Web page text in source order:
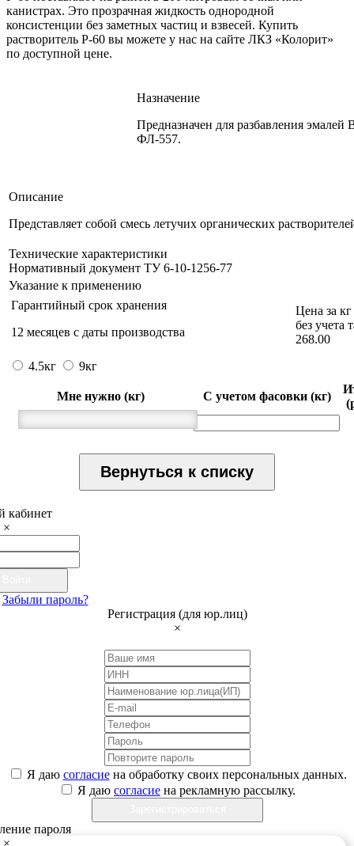
канистрах. Это прозрачная жидкость однородной
консистенции без заметных частиц и взвесей. Купить
растворитель Р-60 вы можете у нас на сайте ЛКЗ «Колорит»
по доступной цене.
Назначение
Предназначен для разбавления эмалей
ФЛ-557.
Описание
Представляет собой смесь летучих органических
Технические характеристики
Нормативный документ ТУ 6-10-1256-77
Указание к применению
Гарантийный срок хранения
12 месяцев с даты производства
Цена за
без учета
268.00
4.5кг
9кг
Мне нужно (кг) С учетом фасовки (кг)
(
Вернуться к списку
кабинет
×
Забыли пароль?
Регистрация (для юр.лиц)
×
Я даю согласиена обработку своих персональных данных.
Я даю согласие на рекламную рассылку.
пароля
×